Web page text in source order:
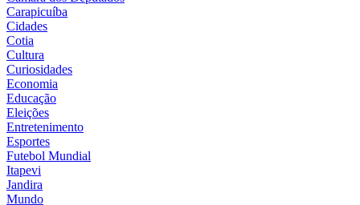
Carapicuíba
Cidades
Cotia
Cultura
Curiosidades
Economia
Educação
Eleições
Entretenimento
Esportes
Futebol Mundial
Itapevi
Jandira
Mundo